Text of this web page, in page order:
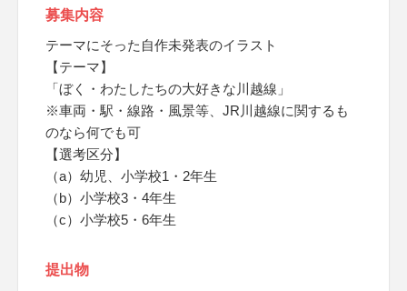
募集内容
テーマにそった自作未発表のイラスト
【テーマ】
「ぼく・わたしたちの大好きな川越線」
※車両・駅・線路・風景等、JR川越線に関するも
のなら何でも可
【選考区分】
（a）幼児、小学校1・2年生
（b）小学校3・4年生
（c）小学校5・6年生
提出物